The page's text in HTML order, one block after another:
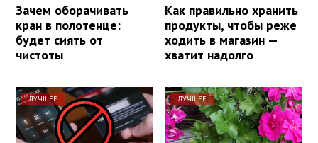
Зачем оборачивать
кран в полотенце:
будет сиять от
чистоты
Как правильно хранить
продукты, чтобы реже
ходить в магазин —
хватит надолго
ЛУЧШЕЕ ЛУЧШЕЕ